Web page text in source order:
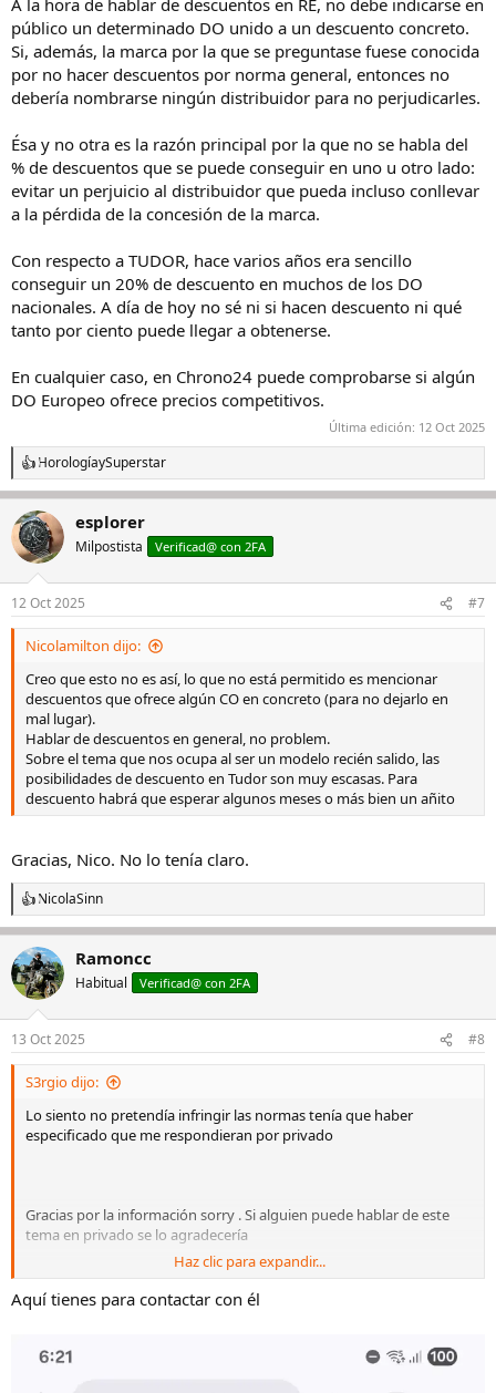
:
A la hora de hablar de descuentos en RE, no debe indicarse en
público un determinado DO unido a un descuento concreto.
Si, además, la marca por la que se preguntase fuese conocida
por no hacer descuentos por norma general, entonces no
debería nombrarse ningún distribuidor para no perjudicarles.
Ésa y no otra es la razón principal por la que no se habla del
% de descuentos que se puede conseguir en uno u otro lado:
evitar un perjuicio al distribuidor que pueda incluso conllevar
a la pérdida de la concesión de la marca.
Con respecto a TUDOR, hace varios años era sencillo
conseguir un 20% de descuento en muchos de los DO
nacionales. A día de hoy no sé ni si hacen descuento ni qué
tanto por ciento puede llegar a obtenerse.
En cualquier caso, en Chrono24 puede comprobarse si algún
DO Europeo ofrece precios competitivos.
Última edición: 12 Oct 2025
R
e
a
c
c
i
e
s
HorologíaySuperstar
esplorer
Milpostista Verificad@ con 2FA
12 Oct 2025 #7
Nicolamilton dijo:
Creo que esto no es así, lo que no está permitido es mencionar
descuentos que ofrece algún CO en concreto (para no dejarlo en
mal lugar).
Hablar de descuentos en general, no problem.
Sobre el tema que nos ocupa al ser un modelo recién salido, las
posibilidades de descuento en Tudor son muy escasas. Para
descuento habrá que esperar algunos meses o más bien un añito
Gracias, Nico. No lo tenía claro.
R
e
a
c
c
i
e
s
NicolaSinn
Ramoncc
Habitual Verificad@ con 2FA
13 Oct 2025 #8
S3rgio dijo:
Lo siento no pretendía infringir las normas tenía que haber
especificado que me respondieran por privado
Gracias por la información sorry . Si alguien puede hablar de este
tema en privado se lo agradecería
Puedes enviarme los detalles por privado ??
Haz clic para expandir...
Aquí tienes para contactar con él